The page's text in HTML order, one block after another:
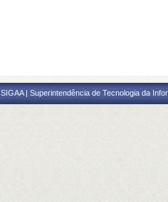
SIGAA | Superintendência de Tecnologia da